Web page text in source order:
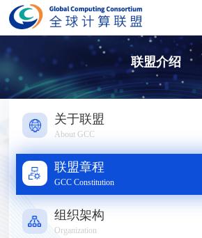
联盟介绍
关于联盟
About GCC
联盟章程
GCC Constitution
组织架构
Organization